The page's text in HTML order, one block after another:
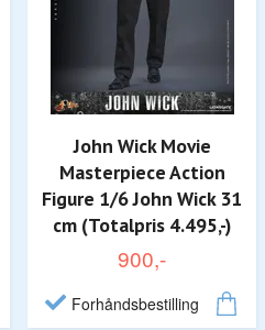
John Wick Movie
Masterpiece Action
Figure 1/6 John Wick 31
cm (Totalpris 4.495,-)
900,-
Forhåndsbestilling